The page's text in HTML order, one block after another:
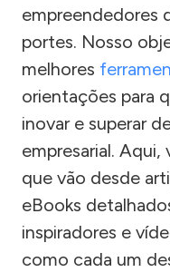
empreendedores
portes. Nosso
melhores
orientações para
inovar e superar
empresarial.
que vão desde
eBooks
inspiradores e
como cada um